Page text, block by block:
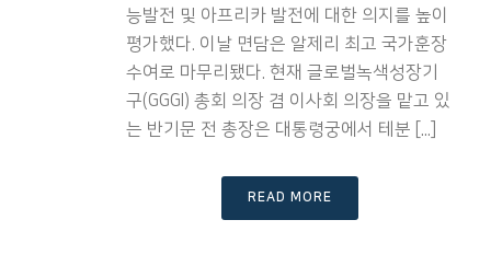
능발전 및 아프리카 발전에 대한 의지를 높이
평가했다. 이날 면담은 알제리 최고 국가훈장
수여로 마무리됐다. 현재 글로벌녹색성장기
구(GGGI) 총회 의장 겸 이사회 의장을 맡고 있
는 반기문 전 총장은 대통령궁에서 테분 [...]
READ MORE